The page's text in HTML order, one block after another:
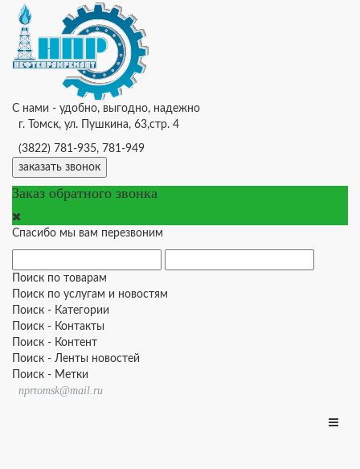
С нами - удобно, выгодно, надежно
г. Томск, ул. Пушкина, 63,стр. 4
(3822) 781-935, 781-949
заказать звонок
Заказ обратного звонка
Спасибо мы вам перезвоним
Поиск по товарам
Поиск по услугам и новостям
Поиск - Категории
Поиск - Контакты
Поиск - Контент
Поиск - Ленты новостей
Поиск - Метки
nprtomsk@mail.ru